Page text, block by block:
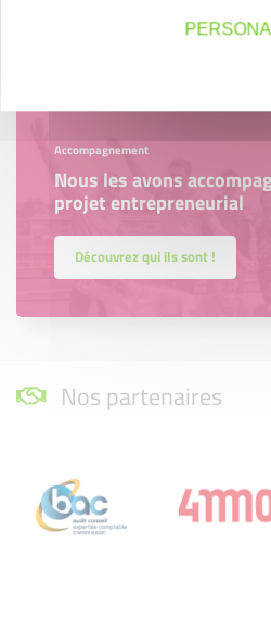
Accompagnement
Nous les avons
projet entrepreneurial
Découvrez qui ils sont !
Nos partenaires